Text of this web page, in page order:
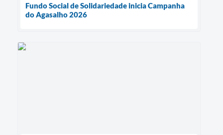
Fundo Social de Solidariedade inicia Campanha
do Agasalho 2026